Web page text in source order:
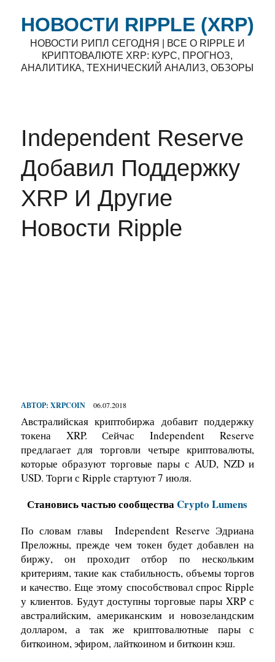
НОВОСТИ RIPPLE (XRP)
НОВОСТИ РИПЛ СЕГОДНЯ | ВСЕ О RIPPLE И
КРИПТОВАЛЮТЕ XRP: КУРС, ПРОГНОЗ,
АНАЛИТИКА, ТЕХНИЧЕСКИЙ АНАЛИЗ, ОБЗОРЫ
Independent Reserve
Добавил Поддержку
XRP И Другие
Новости Ripple
АВТОР: XRPCOIN 06.07.2018
Австралийская криптобиржа добавит поддержку
токена XRP. Сейчас Independent Reserve
предлагает для торговли четыре криптовалюты,
которые образуют торговые пары с AUD, NZD и
USD. Торги с Ripple стартуют 7 июля.
Становись частью сообществаCrypto Lumens
По словам главы Independent Reserve Эдриана
Преложны, прежде чем токен будет добавлен на
биржу, он проходит отбор по нескольким
критериям, такие как стабильность, объемы торгов
и качество. Еще этому способствовал спрос Ripple
у клиентов. Будут доступны торговые пары XRP с
австралийским, американским и новозеландским
долларом, а так же криптовалютные пары с
биткоином, эфиром, лайткоином и биткоин кэш.